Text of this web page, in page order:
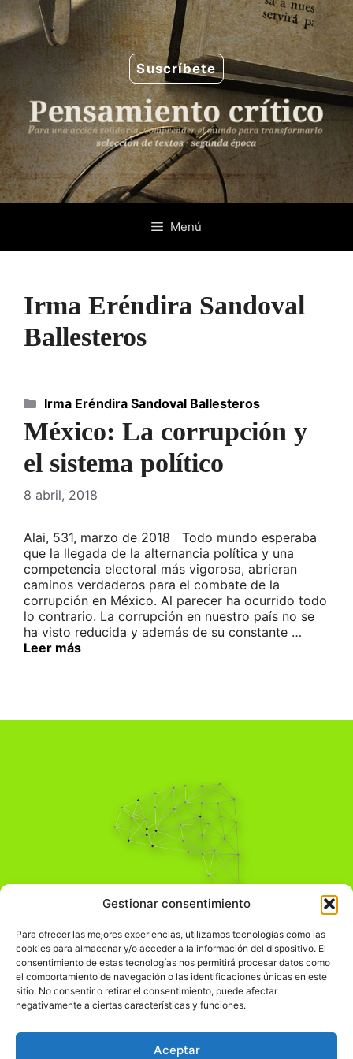
Gestionar consentimiento
Para ofrecer las mejores experiencias, utilizamos tecnologías como las
cookies para almacenar y/o acceder a la información del dispositivo. El
consentimiento de estas tecnologías nos permitirá procesar datos como
el comportamiento de navegación o las identificaciones únicas en este
sitio. No consentir o retirar el consentimiento, puede afectar
negativamente a ciertas características y funciones.
Aceptar
Saltar
al
contenido
Suscríbete
Menú
Irma Eréndira Sandoval
Ballesteros
México: La corrupción y
el sistema político
8 abril, 2018
Alai, 531, marzo de 2018 Todo mundo esperaba
que la llegada de la alternancia política y una
competencia electoral más vigorosa, abrieran
caminos verdaderos para el combate de la
corrupción en México. Al parecer ha ocurrido todo
lo contrario. La corrupción en nuestro país no se
ha visto reducida y además de su constante …
Leer más
Categorías
Irma Eréndira Sandoval Ballesteros
Pensamiento Crítico
Comprender el mundo para transformarlo.
Información Legal
჻Política de privacidad
Política de cookies